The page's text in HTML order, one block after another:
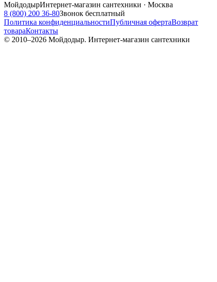
МойдодырИнтернет-магазин сантехники · Москва
8 (800) 200 36-80Звонок бесплатный
Политика конфиденциальностиПубличная офертаВозврат
товараКонтакты
© 2010–2026 Мойдодыр. Интернет-магазин сантехники